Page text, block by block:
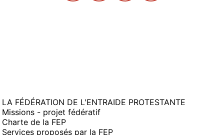
LA FÉDÉRATION DE L'ENTRAIDE PROTESTANTE
Missions - projet fédératif
Charte de la FEP
Services proposés par la FEP